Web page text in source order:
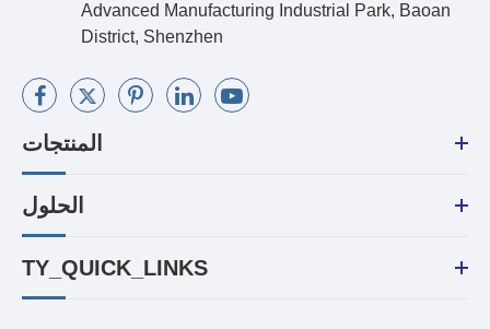
Advanced Manufacturing Industrial Park, Baoan
District, Shenzhen
المنتجات
الحلول
TY_QUICK_LINKS